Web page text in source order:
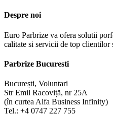
Despre noi
Euro Parbrize va ofera solutii
calitate si servicii de top clientilor
Parbrize Bucuresti
București, Voluntari
Str Emil Racoviță, nr 25A
(în curtea Alfa Business Infinity)
Tel.: +4 0747 227 755